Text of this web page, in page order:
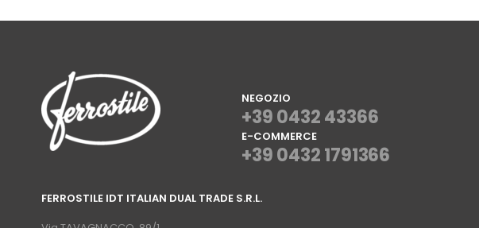
NEGOZIO
+39 0432 43366
E-COMMERCE
+39 0432 1791366
FERROSTILE IDT ITALIAN DUAL TRADE S.R.L.